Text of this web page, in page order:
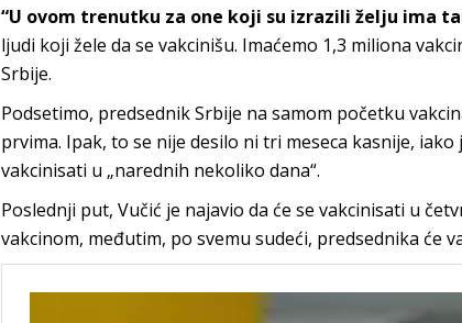
“U ovom trenutku za one koji su izrazili želju ima
ljudi koji žele da se vakcinišu. Imaćemo 1,3 miliona
Srbije.
Podsetimo, predsednik Srbije na samom početku
prvima. Ipak, to se nije desilo ni tri meseca kasnije,
vakcinisati u „narednih nekoliko dana“.
Poslednji put, Vučić je najavio da će se vakcinisati u
vakcinom, međutim, po svemu sudeći, predsednika će